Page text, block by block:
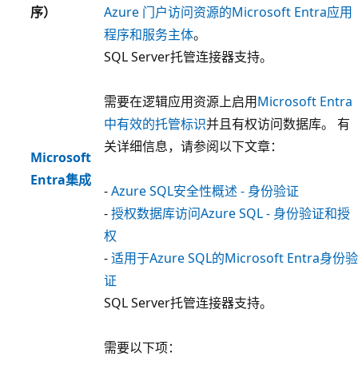
序）
Azure 门户访问资源的Microsoft Entra应用
程序和服务主体。
Microsoft
Entra集成
SQL Server托管连接器支持。
需要在逻辑应用资源上启用Microsoft Entra
中有效的托管标识并且有权访问数据库。 有
关详细信息，请参阅以下文章：
-Azure SQL安全性概述 - 身份验证
-授权数据库访问Azure SQL - 身份验证和授
权
-适用于Azure SQL的Microsoft Entra身份验
证
SQL Server托管连接器支持。
需要以下项：